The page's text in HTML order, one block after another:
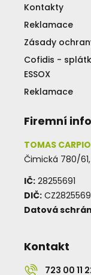
Kontakty
Reklamace
Zásady
Cofidis -
ESSOX
Reklamace
Firemní
TOMAS
Čimická 780/
IČ: 28255691
DIČ:
Datová
Kontakt
723 00 11